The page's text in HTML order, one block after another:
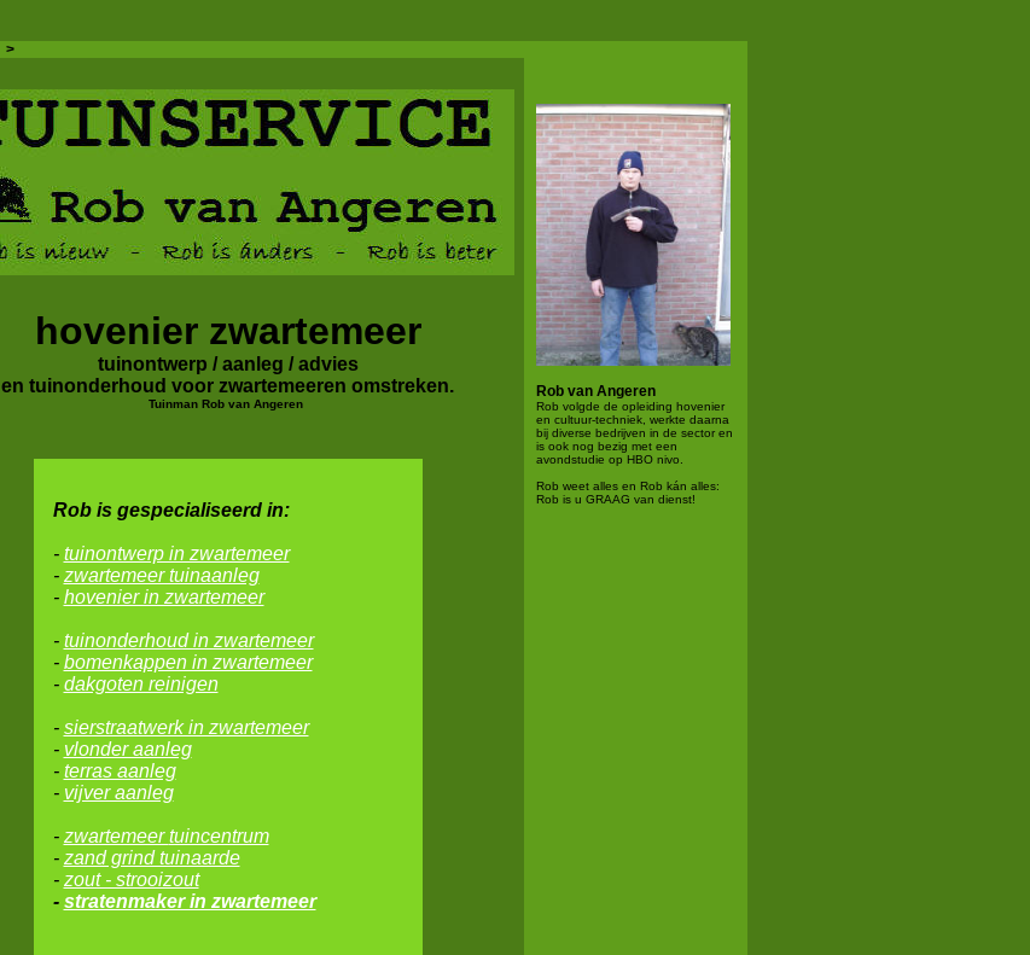
>
Rob van Angeren
Rob volgde de opleiding hovenier
en cultuur-techniek, werkte daarna
bij diverse bedrijven in de sector en
is ook nog bezig met een
avondstudie op HBO nivo.
Rob weet alles en Rob kán alles:
Rob is u GRAAG van dienst!
hovenier zwartemeer
tuinontwerp / aanleg / advies
en tuinonderhoud voor zwartemeeren omstreken.
Tuinman Rob van Angeren
Rob is gespecialiseerd in:
- tuinontwerp in zwartemeer
- zwartemeer tuinaanleg
- hovenier in zwartemeer
- tuinonderhoud in zwartemeer
- bomenkappen in zwartemeer
- dakgoten reinigen
- sierstraatwerk in zwartemeer
- vlonder aanleg
- terras aanleg
- vijver aanleg
- zwartemeertuincentrum
- zand grind tuinaarde
- zout - strooizout
- stratenmaker in zwartemeer